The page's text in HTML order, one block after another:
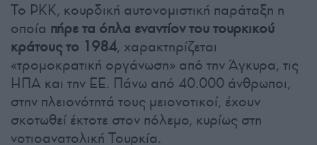
Το PKK, κουρδική αυτονομιστική παράταξη η
οποία πήρε τα όπλα εναντίον του τουρκικού
κράτους το 1984, χαρακτηρίζεται
«τρομοκρατική οργάνωση» από την Άγκυρα, τις
ΗΠΑ και την ΕΕ. Πάνω από 40.000 άνθρωποι,
στην πλειονότητά τους μειονοτικοί, έχουν
σκοτωθεί έκτοτε στον πόλεμο, κυρίως στη
νοτιοανατολική Τουρκία.